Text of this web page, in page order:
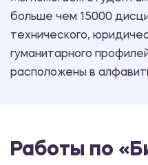
больше чем 15000
технического,
гуманитарного
расположены в
Работы по